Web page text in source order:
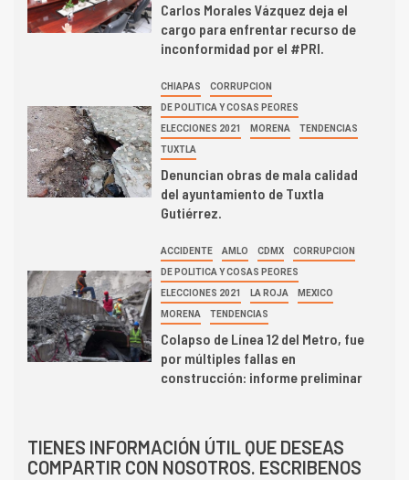
Carlos Morales Vázquez deja el
cargo para enfrentar recurso de
inconformidad por el #PRI.
CHIAPAS CORRUPCION
DE POLITICA Y COSAS PEORES
ELECCIONES 2021 MORENA TENDENCIAS
TUXTLA
Denuncian obras de mala calidad
del ayuntamiento de Tuxtla
Gutiérrez.
ACCIDENTE AMLO CDMX CORRUPCION
DE POLITICA Y COSAS PEORES
ELECCIONES 2021 LA ROJA MEXICO
MORENA TENDENCIAS
Colapso de Línea 12 del Metro, fue
por múltiples fallas en
construcción: informe preliminar
TIENES INFORMACIÓN ÚTIL QUE DESEAS
COMPARTIR CON NOSOTROS. ESCRIBENOS